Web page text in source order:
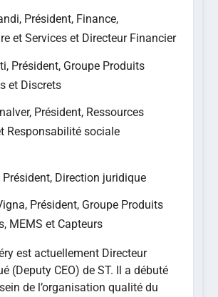
Président, Finance,
et Services et Directeur Financier
Président, Groupe Produits
et Discrets
Président, Ressources
Responsabilité sociale
Président, Direction juridique
Président, Groupe Produits
MEMS et Capteurs
est actuellement Directeur
(Deputy CEO) de ST. Il a débuté
de l’organisation qualité du